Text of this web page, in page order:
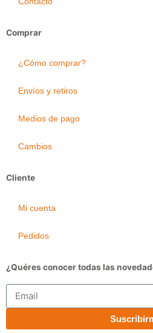
Comprar
¿Cómo comprar?
Envíos y retiros
Medios de pago
Cambios
Cliente
Mi cuenta
Pedidos
¿Quéres conocer todas las